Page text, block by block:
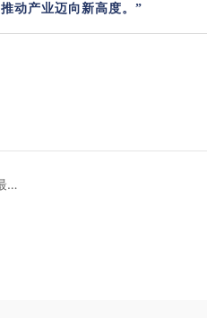
动产业迈向新高度。”
佳